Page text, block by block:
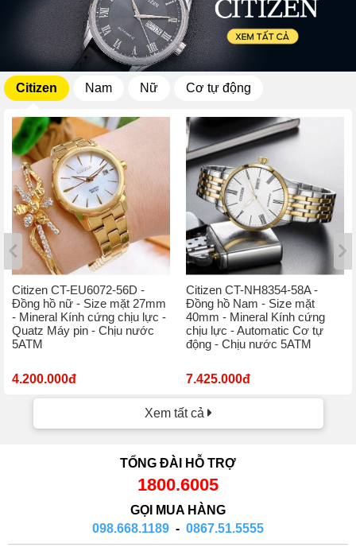
Citizen Nam Nữ Cơ tự động
Citizen CT-EU6072-56D -
Đồng hồ nữ - Size mặt 27mm
- Mineral Kính cứng chịu lực -
Quatz Máy pin - Chịu nước
5ATM
4.200.000đ
Citizen CT-NH8354-58A -
Đồng hồ Nam - Size mặt
40mm - Mineral Kính cứng
chịu lực - Automatic Cơ tự
động - Chịu nước 5ATM
7.425.000đ
Xem tất cả
TỔNG ĐÀI HỖ TRỢ
1800.6005
GỌI MUA HÀNG
098.668.1189 - 0867.51.5555